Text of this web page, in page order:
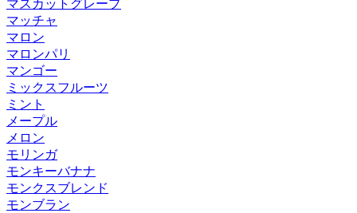
マスカットグレープ
マッチャ
マロン
マロンパリ
マンゴー
ミックスフルーツ
ミント
メープル
メロン
モリンガ
モンキーバナナ
モンクスブレンド
モンブラン